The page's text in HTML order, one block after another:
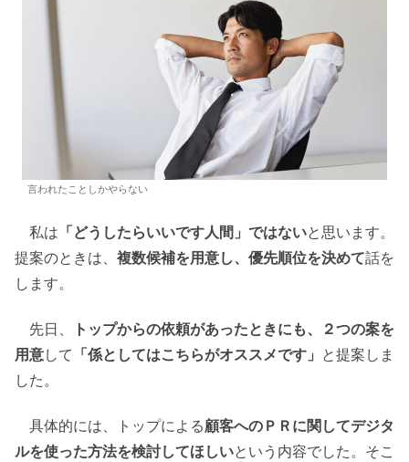
言われたことしかやらない
私は 「どうしたらいいです人間」ではないと思います。
提案のときは、 複数候補を用意し、優先順位を決めて話を
します。
先日、
トップからの依頼があったときにも、２つの案を
用意して 「係としてはこちらがオススメです」 と提案しま
した。
具体的には、トップによる顧客へのＰＲに関してデジタ
ルを使った方法を検討してほしいという内容でした。そこ